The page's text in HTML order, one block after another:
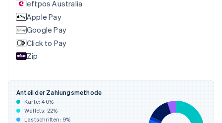
eftpos Australia
Apple Pay
Google Pay
Click to Pay
Zip
Anteil der Zahlungsmethode
Karte: 46%
Wallets: 22%
Lastschriften: 9%
English Svenska
Frankreich
Français English
Gibraltar
English
Griechenland
English
Irland
English
Italien